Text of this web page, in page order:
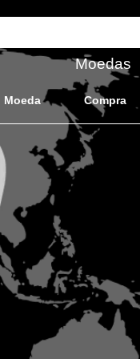
Moedas
Moeda Compra